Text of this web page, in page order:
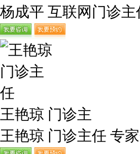
杨成平 互联网门诊主
王艳琼 门诊主
王艳琼 门诊主任 专